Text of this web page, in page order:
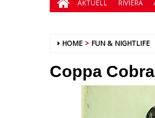
AKTUELL RIVIERA
HOME FUN & NIGHTLIFE
Coppa